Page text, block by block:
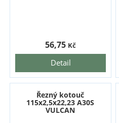
Detail
56,75 Kč
Řezný kotouč
115x2,5x22,23 A30S
VULCAN